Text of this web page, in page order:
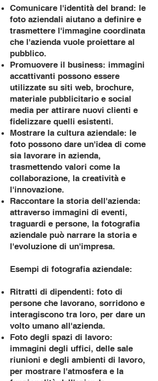
Comunicare l'identità del brand: le
foto aziendali aiutano a definire e
trasmettere l'immagine coordinata
che l'azienda vuole proiettare al
pubblico.
Promuovere il business: immagini
accattivanti possono essere
utilizzate su siti web, brochure,
materiale pubblicitario e social
media per attirare nuovi clienti e
fidelizzare quelli esistenti.
Mostrare la cultura aziendale: le
foto possono dare un'idea di come
sia lavorare in azienda,
trasmettendo valori come la
collaborazione, la creatività e
l'innovazione.
Raccontare la storia dell'azienda:
attraverso immagini di eventi,
traguardi e persone, la fotografia
aziendale può narrare la storia e
l'evoluzione di un'impresa.
Esempi di fotografia aziendale:
Ritratti di dipendenti: foto di
persone che lavorano, sorridono e
interagiscono tra loro, per dare un
volto umano all'azienda.
Foto degli spazi di lavoro:
immagini degli uffici, delle sale
riunioni e degli ambienti di lavoro,
per mostrare l'atmosfera e la